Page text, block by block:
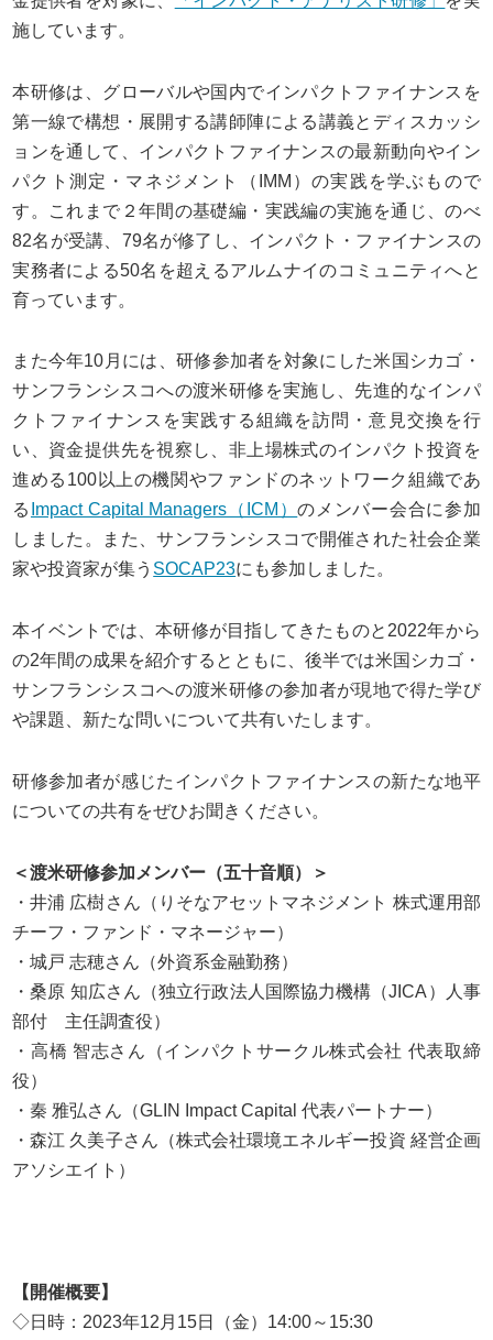
施しています。
本研修は、グローバルや国内でインパクトファイナンスを
第一線で構想・展開する講師陣による講義とディスカッシ
ョンを通して、インパクトファイナンスの最新動向やイン
パクト測定・マネジメント（IMM）の実践を学ぶもので
す。これまで２年間の基礎編・実践編の実施を通じ、のべ
82名が受講、79名が修了し、インパクト・ファイナンスの
実務者による50名を超えるアルムナイのコミュニティへと
育っています。
また今年10月には、研修参加者を対象にした米国シカゴ・
サンフランシスコへの渡米研修を実施し、先進的なインパ
クトファイナンスを実践する組織を訪問・意見交換を行
い、資金提供先を視察し、非上場株式のインパクト投資を
進める100以上の機関やファンドのネットワーク組織であ
る Impact Capital Managers（ICM）のメンバー会合に参加
しました。また、サンフランシスコで開催された社会企業
家や投資家が集う SOCAP23にも参加しました。
本イベントでは、本研修が目指してきたものと2022年から
の2年間の成果を紹介するとともに、後半では米国シカゴ・
サンフランシスコへの渡米研修の参加者が現地で得た学び
や課題、新たな問いについて共有いたします。
研修参加者が感じたインパクトファイナンスの新たな地平
についての共有をぜひお聞きください。
＜渡米研修参加メンバー（五十音順）＞
・井浦 広樹さん（りそなアセットマネジメント 株式運用部
チーフ・ファンド・マネージャー）
・城戸 志穂さん（外資系金融勤務）
・桑原 知広さん（独立行政法人国際協力機構（JICA）人事
部付 主任調査役）
・高橋 智志さん（インパクトサークル株式会社 代表取締
役）
・秦 雅弘さん（GLIN Impact Capital 代表パートナー）
・森江 久美子さん（株式会社環境エネルギー投資 経営企画
アソシエイト）
【開催概要】
◇日時：2023年12月15日（金）14:00～15:30